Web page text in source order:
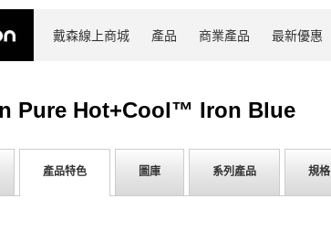
戴森線上商城 產品 商業產品 最新優惠
Pure Hot+Cool™ Iron Blue
產品特色 圖庫 系列產品 規格